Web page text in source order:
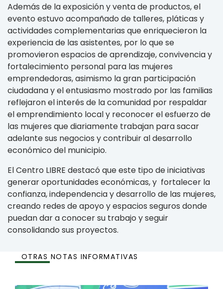
Además de la exposición y venta de productos, el
evento estuvo acompañado de talleres, pláticas y
actividades complementarias que enriquecieron la
experiencia de las asistentes, por lo que se
promovieron espacios de aprendizaje, convivencia y
fortalecimiento personal para las mujeres
emprendedoras, asimismo la gran participación
ciudadana y el entusiasmo mostrado por las familias
reflejaron el interés de la comunidad por respaldar
el emprendimiento local y reconocer el esfuerzo de
las mujeres que diariamente trabajan para sacar
adelante sus negocios y contribuir al desarrollo
económico del municipio.
El Centro LIBRE destacó que este tipo de iniciativas
generar oportunidades económicas, y fortalecer la
confianza, independencia y desarrollo de las mujeres,
creando redes de apoyo y espacios seguros donde
puedan dar a conocer su trabajo y seguir
consolidando sus proyectos.
OTRAS NOTAS INFORMATIVAS